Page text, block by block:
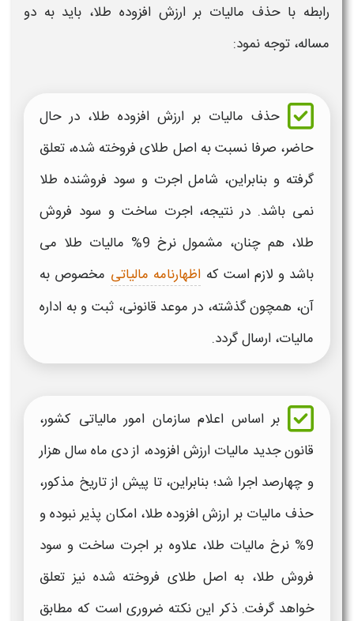
رابطه با حذف مالیات بر ارزش افزوده طلا، باید به دو
مساله، توجه نمود:
حذف مالیات بر ارزش افزوده طلا، در حال
حاضر، صرفا نسبت به اصل طلای فروخته شده، تعلق
گرفته و بنابراین، شامل اجرت و سود فروشنده طلا
نمی باشد. در نتیجه، اجرت ساخت و سود فروش
طلا، هم چنان، مشمول نرخ 9% مالیات طلا می
باشد و لازم است که اظهارنامه مالیاتی مخصوص به
آن، همچون گذشته، در موعد قانونی، ثبت و به اداره
مالیات، ارسال گردد.
بر اساس اعلام سازمان امور مالیاتی کشور،
قانون جدید مالیات ارزش افزوده، از دی ماه سال هزار
و چهارصد اجرا شد؛ بنابراین، تا پیش از تاریخ مذکور،
حذفمالیات بر ارزش افزوده طلا، امکان پذیر نبوده و
9% نرخ
مالیات طلا، علاوه بر اجرت ساخت و سود
فروش طلا، به اصل طلای فروخته شده نیز تعلق
خواهد گرفت. ذکر این نکته ضروری است که مطابق